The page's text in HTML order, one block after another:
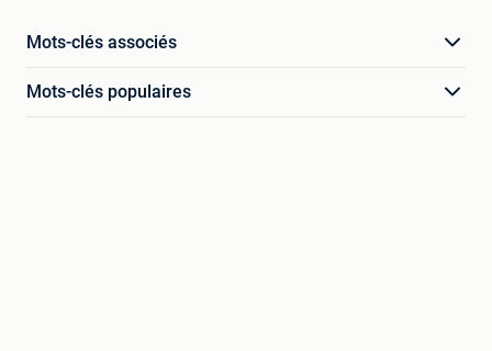
Mots-clés associés
Mots-clés populaires